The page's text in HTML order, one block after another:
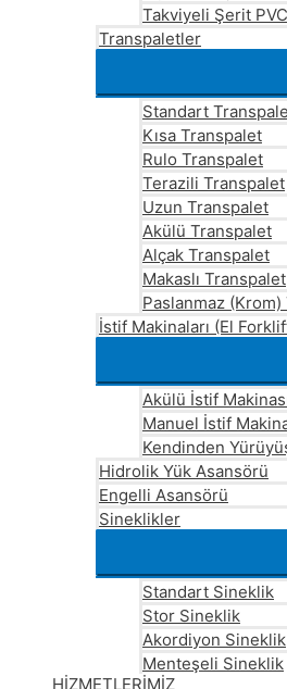
Takviyeli Şerit PVC
Transpaletler
Standart
Kısa Transpalet
Rulo Transpalet
Terazili Transpalet
Uzun Transpalet
Akülü Transpalet
Alçak Transpalet
Makaslı Transpalet
Paslanmaz
İstif Makinaları (El
Akülü İstif
Manuel İstif
Kendinden
Hidrolik Yük Asansörü
Engelli Asansörü
Sineklikler
Standart Sineklik
Stor Sineklik
Akordiyon Sineklik
Menteşeli Sineklik
HİZMETLERİMİZ